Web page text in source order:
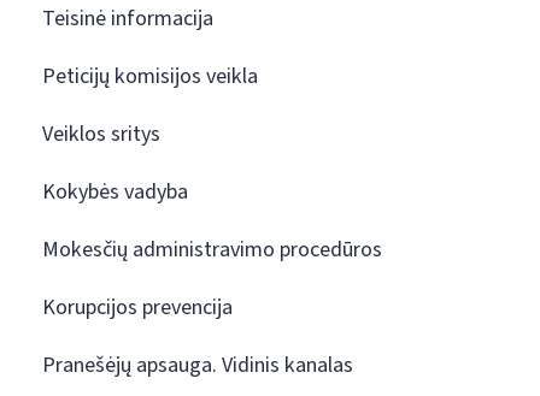
Teisinė informacija
Peticijų komisijos veikla
Veiklos sritys
Kokybės vadyba
Mokesčių administravimo procedūros
Korupcijos prevencija
Pranešėjų apsauga. Vidinis kanalas